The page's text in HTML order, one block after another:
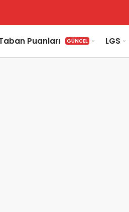
Puanları GÜNCEL LGS